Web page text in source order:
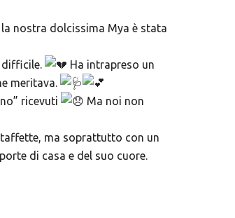
la nostra dolcissima Mya è stata
difficile.
Ha intrapreso un
meritava.
ricevuti
Ma noi non
ma soprattutto con un
di casa e del suo cuore.